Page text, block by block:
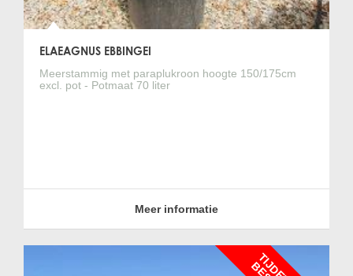
ELAEAGNUS EBBINGEI
Meerstammig met paraplukroon hoogte 150/175cm
excl. pot - Potmaat 70 liter
Meer informatie